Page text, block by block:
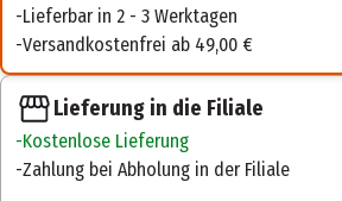
Lieferbar in 2 - 3 Werktagen
Versandkostenfrei ab 49,00 €
Lieferung in die Filiale
Kostenlose Lieferung
Zahlung bei Abholung in der Filiale